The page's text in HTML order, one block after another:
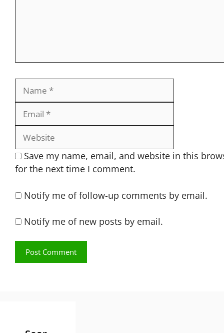
Name
Save my name, email, and website in this
for the next time I comment.
Notify me of follow-up comments by email.
Notify me of new posts by email.